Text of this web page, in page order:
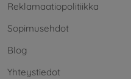
Reklamaatiopolitiikka
Sopimusehdot
Blog
Yhteystiedot